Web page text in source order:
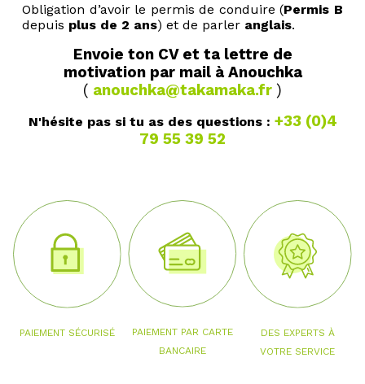
Obligation d’avoir le permis de conduire (Permis B
depuis plus de 2 ans) et de parler anglais.
Envoie ton CV et ta lettre de
motivation par mail à Anouchka
( anouchka@takamaka.fr )
N'hésite pas si tu as des questions : +33 (0)4
79 55 39 52
PAIEMENT SÉCURISÉ
PAIEMENT PAR CARTE
BANCAIRE
DES EXPERTS À
VOTRE SERVICE